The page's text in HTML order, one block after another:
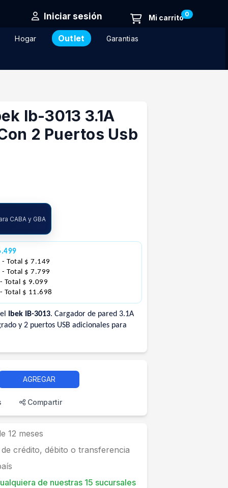
Iniciar sesión 0
Hogar Outlet Garantias
Ib-3013 3.1A
2 Puertos Usb
- Total $ 7.149
- Total $ 7.799
- Total $ 9.099
- Total $ 11.698
Ibek IB-3013. Cargador de pared 3.1A
y 2 puertos USB adicionales para
CABA y GBA
AGREGAR
Compartir
12 meses
crédito, débito o transferencia
de nuestras 15 sucursales